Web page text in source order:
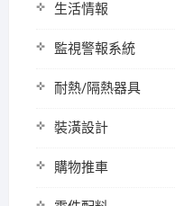
生活情報
監視警報系統
耐熱/隔熱器具
裝潢設計
購物推車